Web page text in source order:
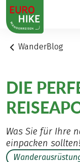
1
WanderBlog
DIE
Was Sie für Ihre
einpacken